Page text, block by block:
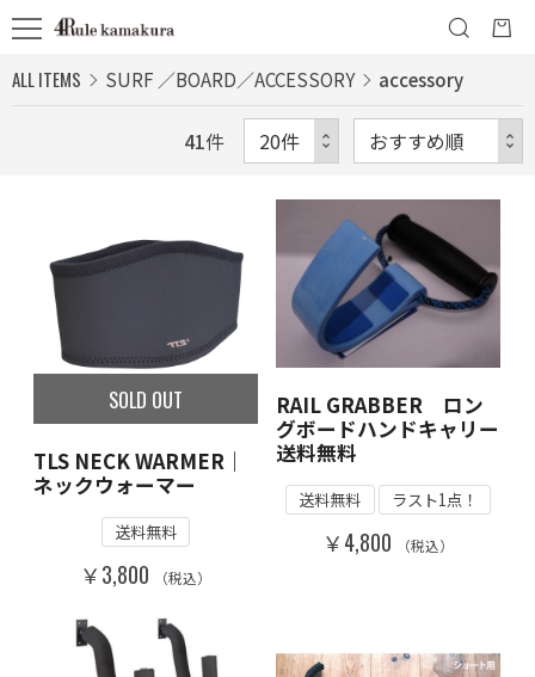
ALL ITEMS SURF ／BOARD／ACCESSORY accessory
41件
SOLD OUT
TLS NECK WARMER｜
ネックウォーマー
送料無料
￥3,800 （税込）
RAIL GRABBER ロン
グボードハンドキャリー
送料無料
送料無料 ラスト1点！
￥4,800 （税込）